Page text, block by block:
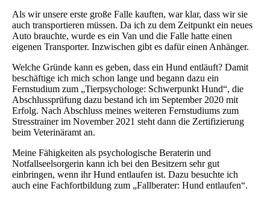
Als wir unsere erste große Falle kauften, war klar, dass wir sie
auch transportieren müssen. Da ich zu dem Zeitpunkt ein neues
Auto brauchte, wurde es ein Van und die Falle hatte einen
eigenen Transporter. Inzwischen gibt es dafür einen Anhänger.
Welche Gründe kann es geben, dass ein Hund entläuft? Damit
beschäftige ich mich schon lange und begann dazu ein
Fernstudium zum „Tierpsychologe: Schwerpunkt Hund“, die
Abschlussprüfung dazu bestand ich im September 2020 mit
Erfolg. Nach Abschluss meines weiteren Fernstudiums zum
Stresstrainer im November 2021 steht dann die Zertifizierung
beim Veterinäramt an.
Meine Fähigkeiten als psychologische Beraterin und
Notfallseelsorgerin kann ich bei den Besitzern sehr gut
einbringen, wenn ihr Hund entlaufen ist. Dazu besuchte ich
auch eine Fachfortbildung zum „Fallberater: Hund entlaufen“.